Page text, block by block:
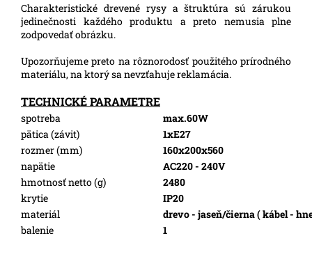
Charakteristické drevené rysy a štruktúra sú zárukou
jedinečnosti každého produktu a preto nemusia plne
zodpovedať obrázku.
Upozorňujeme preto na rôznorodosť použitého prírodného
materiálu, na ktorý sa nevzťahuje reklamácia.
TECHNICKÉ PARAMETRE
spotreba
max.60W
pätica (závit)
1xE27
rozmer (mm)
160x200x560
napätie
AC220 - 240V
hmotnosť netto (g)
2480
krytie
IP20
materiál
drevo - jaseň/čierna ( kábel -
balenie
1